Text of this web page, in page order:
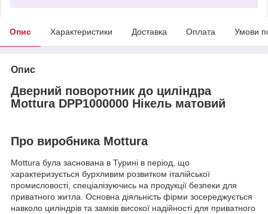
Опис Характеристики Доставка Оплата Умови
Опис
Дверний поворотник до циліндра
Mottura DPP1000000 Нікель матовий
Про виробника Mottura
Mottura була заснована в Турині в період, що
характеризується бурхливим розвитком італійської
промисловості, спеціалізуючись на продукції безпеки для
приватного житла. Основна діяльність фірми зосереджується
навколо циліндрів та замків високої надійності для приватного